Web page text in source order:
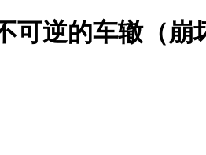
可逆的车辙（崩